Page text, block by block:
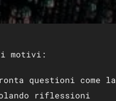
motivi:
questioni come la
riflessioni